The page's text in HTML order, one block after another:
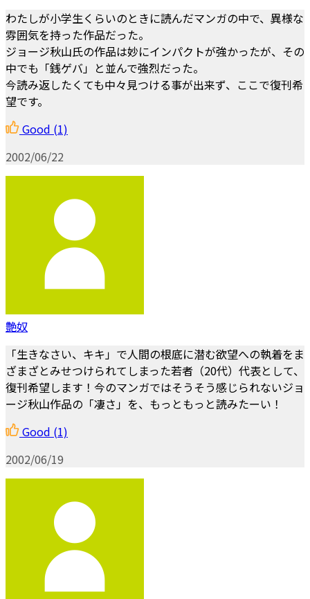
わたしが小学生くらいのときに読んだマンガの中で、異様な
雰囲気を持った作品だった。
ジョージ秋山氏の作品は妙にインパクトが強かったが、その
中でも「銭ゲバ」と並んで強烈だった。
今読み返したくても中々見つける事が出来ず、ここで復刊希
望です。
Good (1)
2002/06/22
艶奴
「生きなさい、キキ」で人間の根底に潜む欲望への執着をま
ざまざとみせつけられてしまった若者（20代）代表として、
復刊希望します！今のマンガではそうそう感じられないジョ
ージ秋山作品の「凄さ」を、もっともっと読みたーい！
Good (1)
2002/06/19